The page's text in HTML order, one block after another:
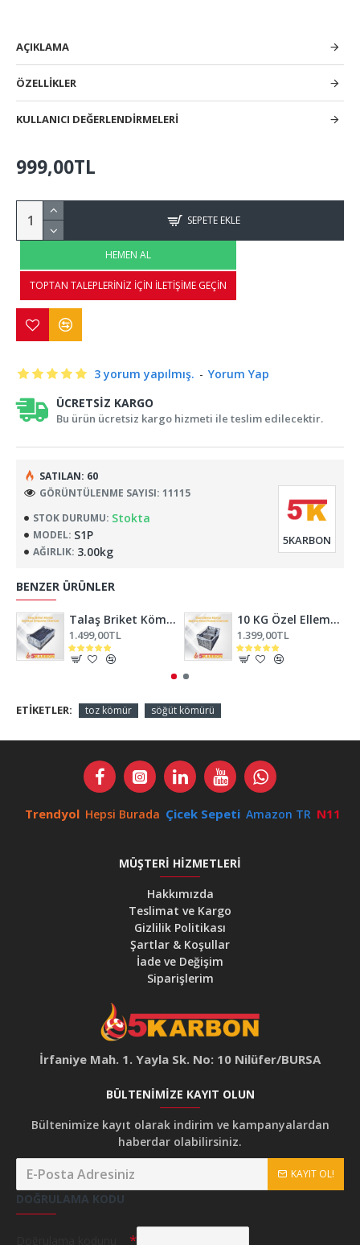
AÇIKLAMA
ÖZELLIKLER
KULLANICI DEĞERLENDIRMELERI
ÜCRETSIZ KARGO
Bu ürün ücretsiz kargo hizmeti ile teslim edilecektir.
STOK DURUMU: Stokta
MODEL: S1P
AĞIRLIK: 3.00kg
5KARBON
SATILAN: 60
GÖRÜNTÜLENME SAYISI: 11115
3 yorum yapılmış. - Yorum Yap
999,00TL
SEPETE EKLE
HEMEN AL
TOPTAN TALEPLERINIZ İÇIN İLETIŞIME GEÇIN
BENZER ÜRÜNLER
Talaş Briket Kömür
1.499,00TL
10 KG Özel Elleme Meşe Mangal Kömürü
1.399,00TL
ETIKETLER: toz kömür söğüt kömürü
Trendyol Hepsi Burada Çicek Sepeti Amazon TR N11
MÜŞTERI HIZMETLERI
Hakkımızda
Teslimat ve Kargo
Gizlilik Politikası
Şartlar & Koşullar
İade ve Değişim
Siparişlerim
İrfaniye Mah. 1. Yayla Sk. No: 10 Nilüfer/BURSA
BÜLTENIMIZE KAYIT OLUN
Bültenimize kayıt olarak indirim ve kampanyalardan
haberdar olabilirsiniz.
KAYIT OL!
DOĞRULAMA KODU